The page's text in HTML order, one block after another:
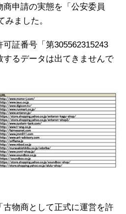
申請の実態を「公安委員
ました。
証番号「第305562315243
るデータは出てきませんで
古物商として正式に運営を許